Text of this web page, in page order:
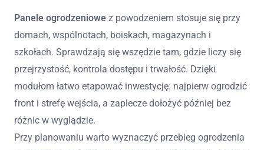
Panele ogrodzeniowe z powodzeniem stosuje się przy
domach, wspólnotach, boiskach, magazynach i
szkołach. Sprawdzają się wszędzie tam, gdzie liczy się
przejrzystość, kontrola dostępu i trwałość. Dzięki
modułom łatwo etapować inwestycję: najpierw ogrodzić
front i strefę wejścia, a zaplecze dołożyć później bez
różnic w wyglądzie.
Przy planowaniu warto wyznaczyć przebieg ogrodzenia